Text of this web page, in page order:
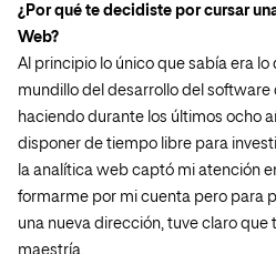
¿Por qué te decidiste por cursar
Web?
Al principio lo único que sabía era lo
mundillo del desarrollo del software
haciendo durante los últimos ocho
disponer de tiempo libre para
la analítica web captó mi atención
formarme por mi cuenta pero para
una nueva dirección, tuve claro que
maestría.